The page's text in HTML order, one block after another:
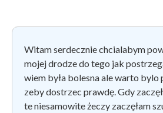
Witam serdecznie chcialabym
mojej drodze do tego jak
wiem była bolesna ale warto
zeby dostrzec prawdę. Gdy
te niesamowite żeczy zaczęłam